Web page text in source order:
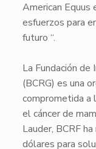
American Equus
esfuerzos para
futuro “.
La Fundación de
(BCRG) es una
comprometida a
el cáncer de
Lauder, BCRF
dólares para